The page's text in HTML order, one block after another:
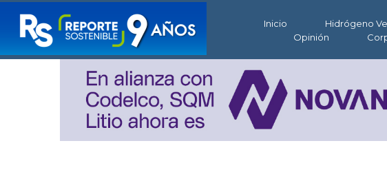
Inicio Hidrógeno
Opinión